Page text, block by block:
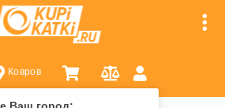
Ковров
Ваш город: